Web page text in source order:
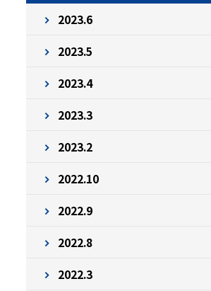
2023.6
2023.5
2023.4
2023.3
2023.2
2022.10
2022.9
2022.8
2022.3